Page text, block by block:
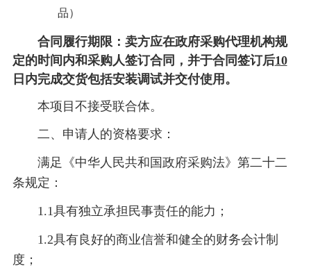
品）
合同履行期限：卖方应在政府采购代理机构规
定的时间内和采购人签订合同，并于合同签订后10
日内完成交货包括安装调试并交付使用 。
本项目 不接受联合体。
二、 申请人的资格要求：
满足《中华人民共和国政府采购法》第二十二
条规定：
1.1具有独立承担民事责任的能力；
1.2具有良好的商业信誉和健全的财务会计制
度；